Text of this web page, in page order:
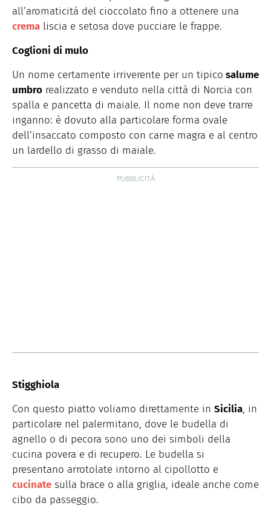
all’aromaticità del cioccolato fino a ottenere una
crema liscia e setosa dove pucciare le frappe.
Coglioni di mulo
Un nome certamente irriverente per un tipico salume
umbro realizzato e venduto nella città di Norcia con
spalla e pancetta di maiale. Il nome non deve trarre
inganno: è dovuto alla particolare forma ovale
dell’insaccato composto con carne magra e al centro
un lardello di grasso di maiale.
Stigghiola
Con questo piatto voliamo direttamente in Sicilia, in
particolare nel palermitano, dove le budella di
agnello o di pecora sono uno dei simboli della
cucina povera e di recupero. Le budella si
presentano arrotolate intorno al cipollotto e
cucinate sulla brace o alla griglia, ideale anche come
cibo da passeggio.